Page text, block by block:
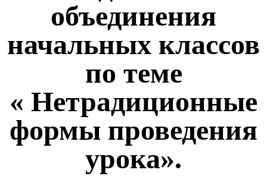
объединения
начальных классов
по теме
« Нетрадиционные
формы проведения
урока».